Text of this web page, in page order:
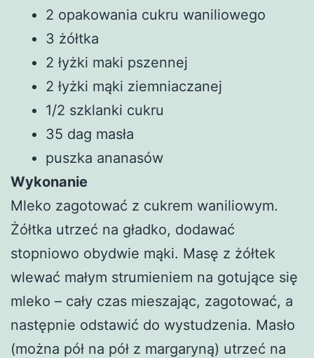
2 opakowania cukru waniliowego
3 żółtka
2 łyżki maki pszennej
2 łyżki mąki ziemniaczanej
1/2 szklanki cukru
35 dag masła
puszka ananasów
Wykonanie
Mleko zagotować z cukrem waniliowym.
Żółtka utrzeć na gładko, dodawać
stopniowo obydwie mąki. Masę z żółtek
wlewać małym strumieniem na gotujące się
mleko – cały czas mieszając, zagotować, a
następnie odstawić do wystudzenia. Masło
(można pół na pół z margaryną) utrzeć na